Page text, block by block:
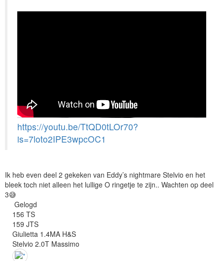
https://youtu.be/TtQD0tLOr70?
is=7loto2IPE3wpcOC1
Ik heb even deel 2 gekeken van Eddy’s nightmare Stelvio en het
bleek toch niet alleen het lullige O ringetje te zijn.. Wachten op deel
3😅
Gelogd
156 TS
159 JTS
Giulietta 1.4MA H&S
Stelvio 2.0T Massimo